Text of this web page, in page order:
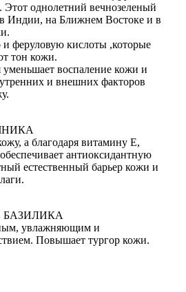
Этот однолетний вечнозеленый
в Индии, на Ближнем Востоке и в
феруловую кислоты ,которые
тон кожи.
уменьшает воспаление кожи и
и внешних факторов
а благодаря витамину Е,
антиоксидантную
естественный барьер кожи и
БАЗИЛИКА
увлажняющим и
Повышает тургор кожи.